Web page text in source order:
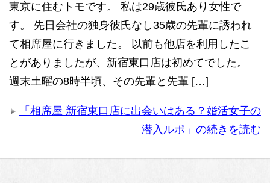
東京に住むトモです。 私は29歳彼氏あり女性で
す。 先日会社の独身彼氏なし35歳の先輩に誘われ
て相席屋に行きました。 以前も他店を利用したこ
とがありましたが、新宿東口店は初めてでした。
週末土曜の8時半頃、その先輩と先輩 […]
「相席屋 新宿東口店に出会いはある？婚活女子の
潜入ルポ」の続きを読む